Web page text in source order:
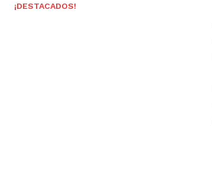
¡DESTACADOS!